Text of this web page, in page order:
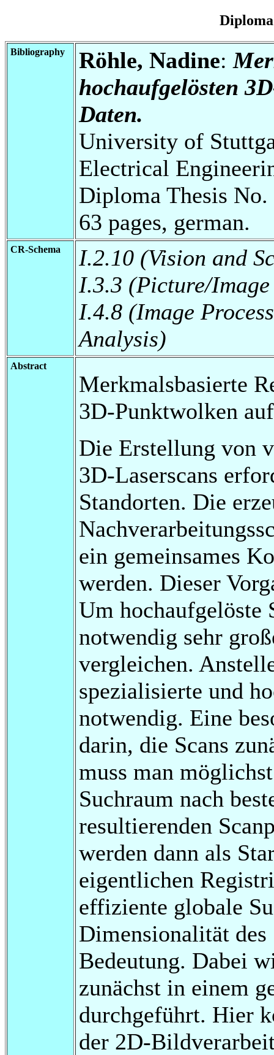
Bibliography Röhle, Nadine:
hochaufgelösten
Daten.
University of
Electrical
Diploma Thesis
63 pages, german.
CR-Schema
I.2.10 (Vision and
I.3.3 (Picture/
I.4.8 (Image
Analysis)
Abstract
Merkmalsbasierte
3D-Punktwolken
Die Erstellung von
3D-Laserscans
Standorten. Die
ein gemeinsames
werden. Dieser
Um hochaufgelöste
notwendig sehr
vergleichen.
spezialisierte und
notwendig. Eine
darin, die Scans
muss man
Suchraum nach
resultierenden
werden dann als
eigentlichen
effiziente globale
Dimensionalität des
Bedeutung. Dabei
zunächst in einem
durchgeführt. Hier
der 2D-